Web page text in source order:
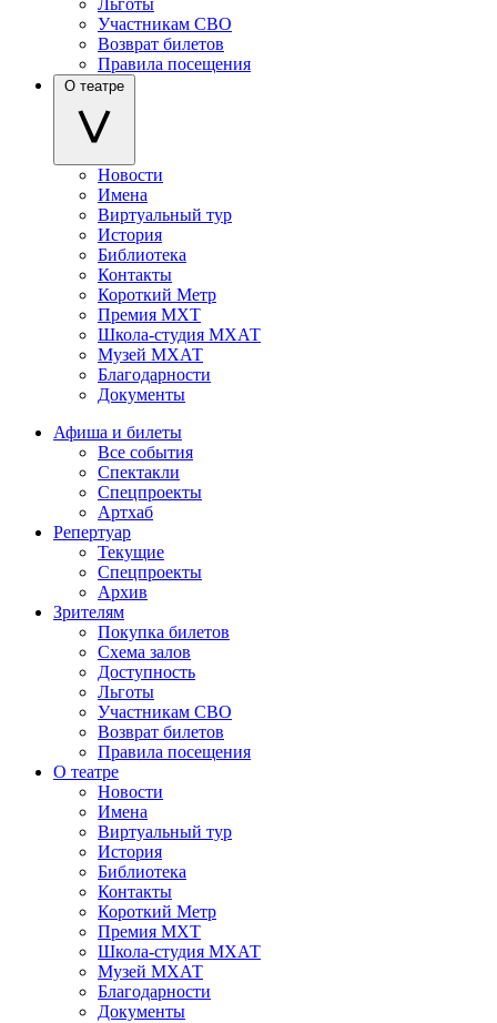
Льготы
Участникам СВО
Возврат билетов
Правила посещения
О театре
Новости
Имена
Виртуальный тур
История
Библиотека
Контакты
Короткий Метр
Премия МХТ
Школа-студия МХАТ
Музей МХАТ
Благодарности
Документы
Афиша и билеты
Все события
Спектакли
Спецпроекты
Артхаб
Репертуар
Текущие
Спецпроекты
Архив
Зрителям
Покупка билетов
Схема залов
Доступность
Льготы
Участникам СВО
Возврат билетов
Правила посещения
О театре
Новости
Имена
Виртуальный тур
История
Библиотека
Контакты
Короткий Метр
Премия МХТ
Школа-студия МХАТ
Музей МХАТ
Благодарности
Документы